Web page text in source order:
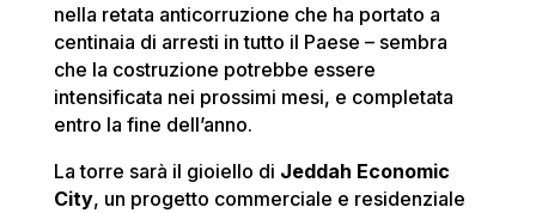
nella retata anticorruzione che ha portato a
centinaia di arresti in tutto il Paese – sembra
che la costruzione potrebbe essere
intensificata nei prossimi mesi, e completata
entro la fine dell’anno.
La torre sarà il gioiello di Jeddah Economic
City, un progetto commerciale e residenziale